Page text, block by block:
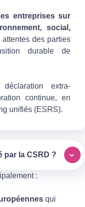
entreprises sur
social,
des parties
durable de
extra-
continue, en
unifiés (ESRS).
par la CSRD ?
:
qui